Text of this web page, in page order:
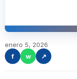
enero 5, 2026
f
w ↗